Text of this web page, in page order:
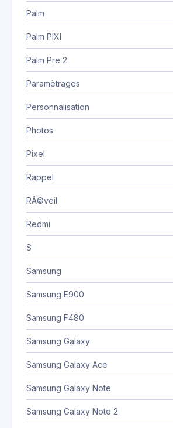
Palm
Palm PIXI
Palm Pre 2
Paramètrages
Personnalisation
Photos
Pixel
Rappel
RÃ©veil
Redmi
S
Samsung
Samsung E900
Samsung F480
Samsung Galaxy
Samsung Galaxy Ace
Samsung Galaxy Note
Samsung Galaxy Note 2